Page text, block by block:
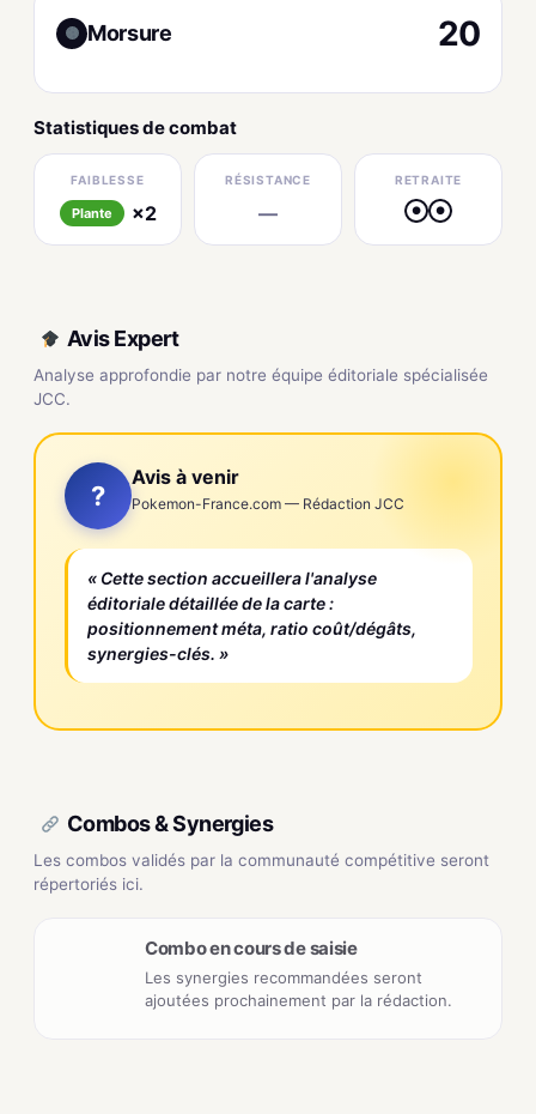
Morsure 20
Statistiques de combat
FAIBLESSE
Plante ×2
RÉSISTANCE
—
RETRAITE
● ●
Avis Expert
Analyse approfondie par notre équipe éditoriale spécialisée
JCC.
?
Avis à venir
Pokemon-France.com — Rédaction JCC
« Cette section accueillera l'analyse
éditoriale détaillée de la carte :
positionnement méta, ratio coût/dégâts,
synergies-clés. »
Combos & Synergies
Les combos validés par la communauté compétitive seront
répertoriés ici.
Combo en cours de saisie
Les synergies recommandées seront
ajoutées prochainement par la rédaction.